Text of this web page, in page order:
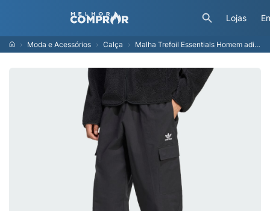
Lojas
Moda e Acessórios Calça Malha Trefoil Essentials Homem adidas